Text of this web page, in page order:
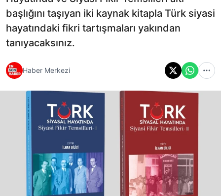
başlığını taşıyan iki kaynak kitapla Türk siyasi
hayatındaki fikri tartışmaları yakından
tanıyacaksınız.
Haber Merkezi